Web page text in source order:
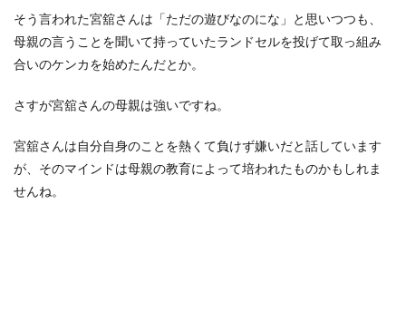
そう言われた宮舘さんは「ただの遊びなのにな」と思いつつも、
母親の言うことを聞いて持っていたランドセルを投げて取っ組み
合いのケンカを始めたんだとか。
さすが宮舘さんの母親は強いですね。
宮舘さんは自分自身のことを熱くて負けず嫌いだと話しています
が、そのマインドは母親の教育によって培われたものかもしれま
せんね。